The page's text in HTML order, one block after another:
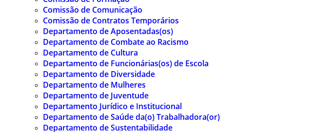
Comissão de Comunicação
Comissão de Contratos Temporários
Departamento de Aposentadas(os)
Departamento de Combate ao Racismo
Departamento de Cultura
Departamento de Funcionárias(os) de Escola
Departamento de Diversidade
Departamento de Mulheres
Departamento de Juventude
Departamento Jurídico e Institucional
Departamento de Saúde da(o) Trabalhadora(or)
Departamento de Sustentabilidade